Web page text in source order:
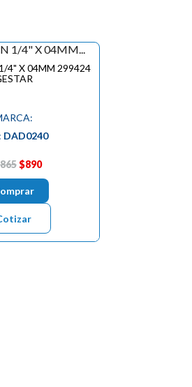
4" X 04MM 299424
DAD0240
$890